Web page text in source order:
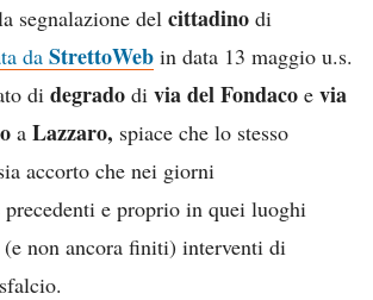
segnalazione del cittadino di
da StrettoWeb in data 13 maggio u.s.
di degrado di via delFondaco e via
a Lazzaro, spiace che lo stesso
accorto che nei giorni
precedenti e proprio in quei luoghi
non ancora finiti) interventi di